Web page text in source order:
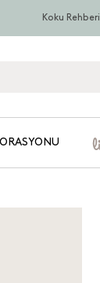
Koku Rehberi